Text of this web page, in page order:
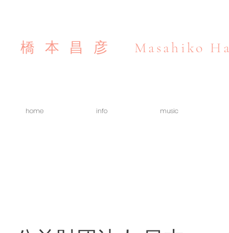
橋本昌彦 Masahiko
home info music